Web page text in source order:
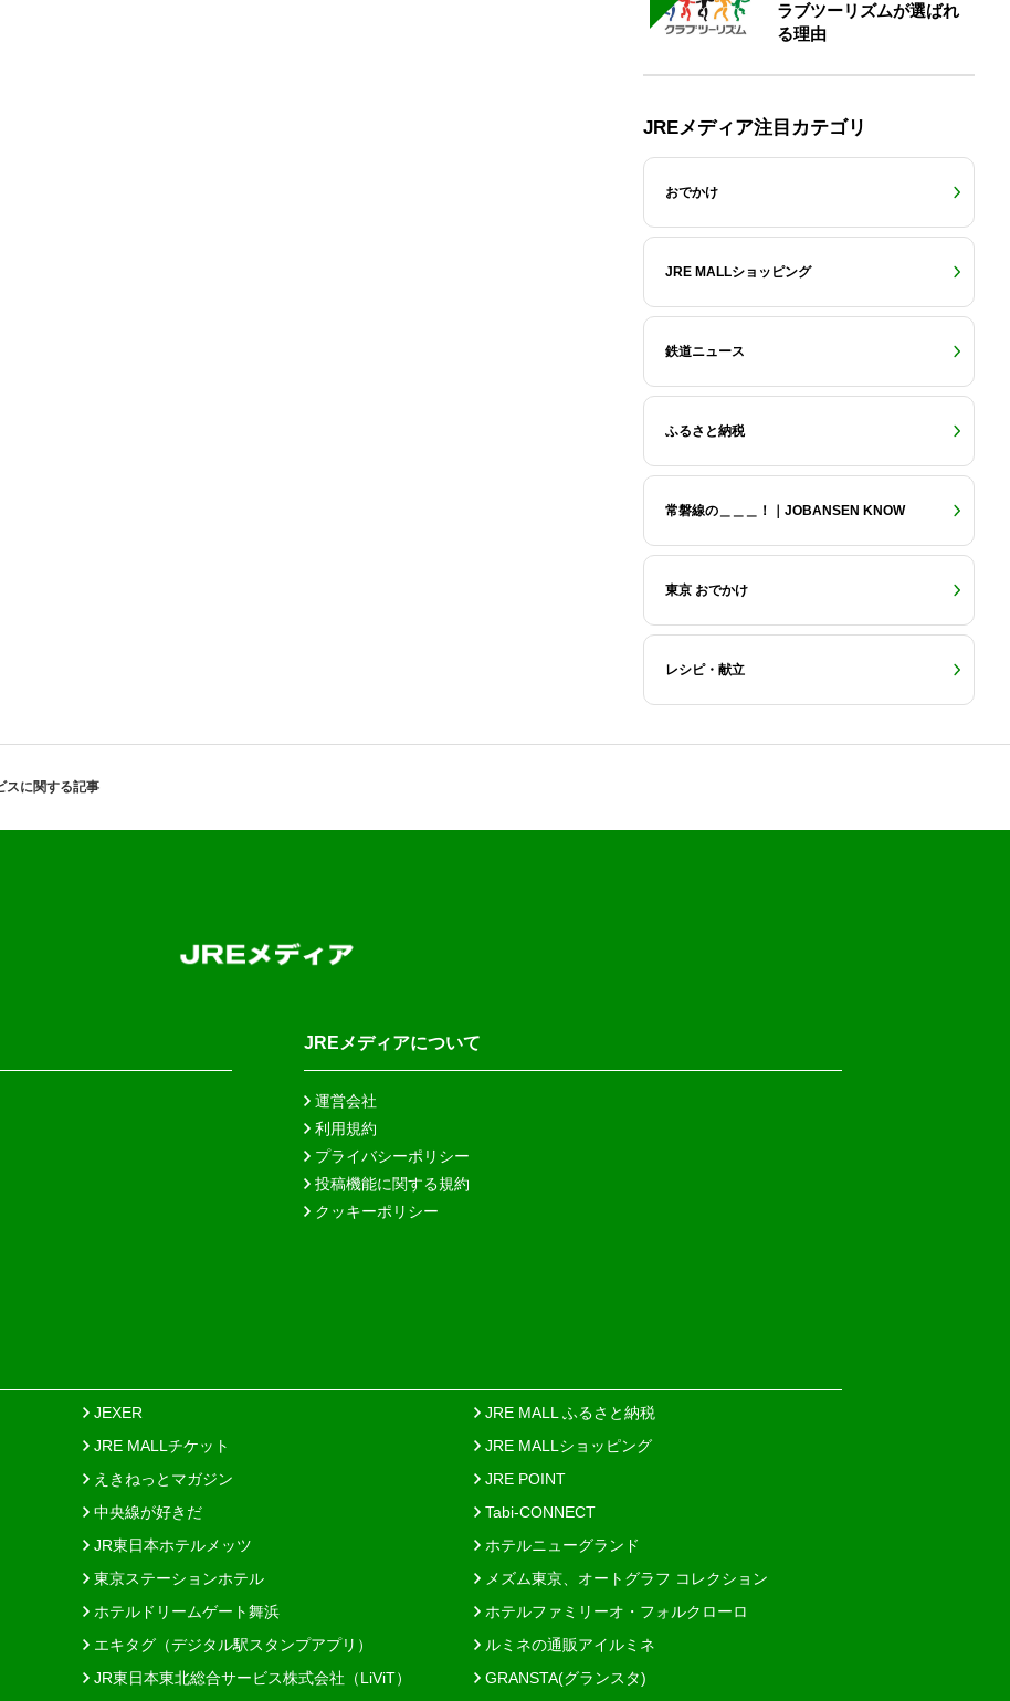
ラブツーリズムが選ばれ
る理由
JREメディア注目カテゴリ
おでかけ
JRE MALLショッピング
鉄道ニュース
ふるさと納税
常磐線の＿＿＿！｜JOBANSEN KNOW
東京 おでかけ
レシピ・献立
スに関する記事
JREメディアについて
運営会社
利用規約
プライバシーポリシー
投稿機能に関する規約
クッキーポリシー
JEXER
JRE MALL ふるさと納税
JRE MALLチケット
JRE MALLショッピング
えきねっとマガジン
JRE POINT
中央線が好きだ
Tabi-CONNECT
JR東日本ホテルメッツ
ホテルニューグランド
東京ステーションホテル
メズム東京、オートグラフ コレクション
ホテルドリームゲート舞浜
ホテルファミリーオ・フォルクローロ
エキタグ（デジタル駅スタンプアプリ）
ルミネの通販アイルミネ
JR東日本東北総合サービス株式会社（LiViT） GRANSTA(グランスタ)